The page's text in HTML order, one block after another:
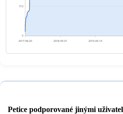
0
713
2017-08-20 2018-09-01 2019-09-14
Petice podporované jinými